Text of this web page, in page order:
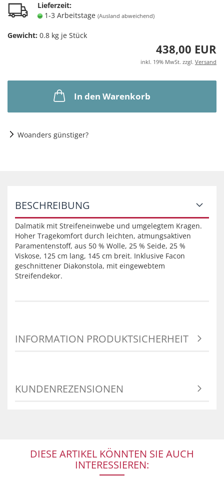
Lieferzeit:
1-3 Arbeitstage (Ausland abweichend)
Gewicht: 0.8 kg je Stück
438,00 EUR
inkl. 19% MwSt. zzgl. Versand
In den Warenkorb
Woanders günstiger?
BESCHREIBUNG
Dalmatik mit Streifeneinwebe und umgelegtem Kragen.
Hoher Tragekomfort durch leichten, atmungsaktiven
Paramentenstoff, aus 50 % Wolle, 25 % Seide, 25 %
Viskose, 125 cm lang, 145 cm breit. Inklusive Facon
geschnittener Diakonstola, mit eingewebtem
Streifendekor.
INFORMATION PRODUKTSICHERHEIT
KUNDENREZENSIONEN
DIESE ARTIKEL KÖNNTEN SIE AUCH
INTERESSIEREN: